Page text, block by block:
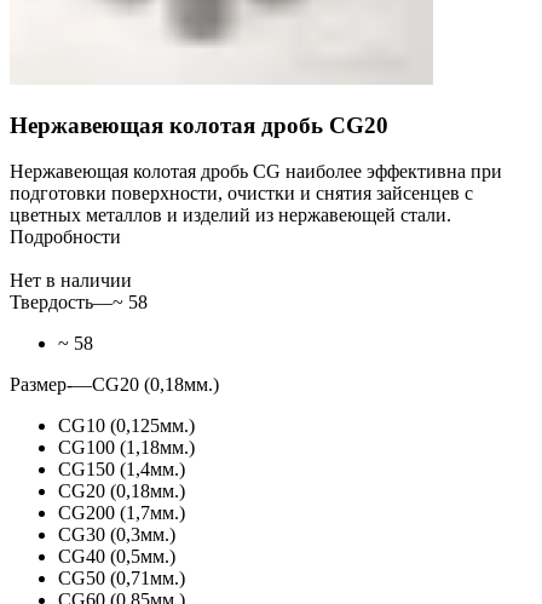
Нержавеющая колотая дробь СG20
Нержавеющая колотая дробь CG наиболее эффективна при
подготовки поверхности, очистки и снятия зайсенцев с
цветных металлов и изделий из нержавеющей стали.
Подробности
Нет в наличии
Твердость—~ 58
~ 58
Размер-—СG20 (0,18мм.)
СG10 (0,125мм.)
СG100 (1,18мм.)
СG150 (1,4мм.)
СG20 (0,18мм.)
СG200 (1,7мм.)
СG30 (0,3мм.)
СG40 (0,5мм.)
СG50 (0,71мм.)